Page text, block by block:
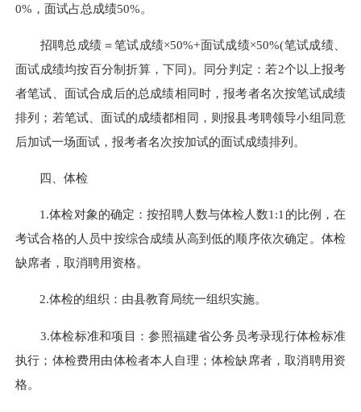
0% ，面试占总成绩50%。
招聘总成绩＝笔试成绩×50%+面试成绩×50%(笔试成绩、
面试成绩均按百分制折算，下同)。 同分判定：若2个以上报考
者笔试、面试合成后的总成绩相同时，报考者名次按笔试成绩
排列；若笔试、面试的成绩都相同，则报县考聘领导小组同意
后加试一场面试，报考者名次按加试的面试成绩排列。
四、体检
1.体检对象的确定：按招聘人数与体检人数1:1 的比例，在
考试合格的人员中按综合成绩从高到低的顺序依次确定。体检
缺席者，取消聘用资格。
2.体检的组织：由县教育局统一组织实施。
3.体检标准和项目：参照福建省公务员考录现行体检标准
执行；体检费用由体检者本人自理；体检缺席者，取消聘用资
格。